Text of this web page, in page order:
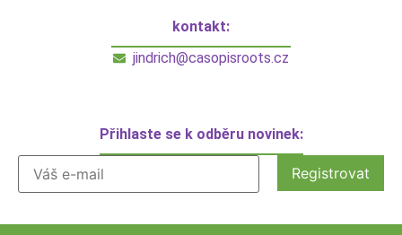
kontakt:
jindrich@casopisroots.cz
Přihlaste se k odběru novinek: